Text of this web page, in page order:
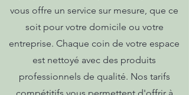
vous offre un service sur mesure, que ce
soit pour votre domicile ou votre
entreprise. Chaque coin de votre espace
est nettoyé avec des produits
professionnels de qualité. Nos tarifs